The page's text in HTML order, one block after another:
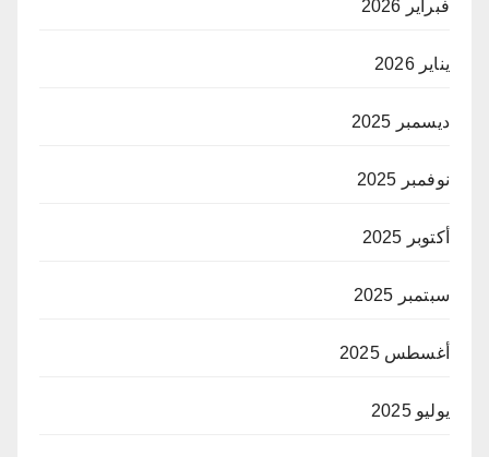
فبراير 2026
يناير 2026
ديسمبر 2025
نوفمبر 2025
أكتوبر 2025
سبتمبر 2025
أغسطس 2025
يوليو 2025